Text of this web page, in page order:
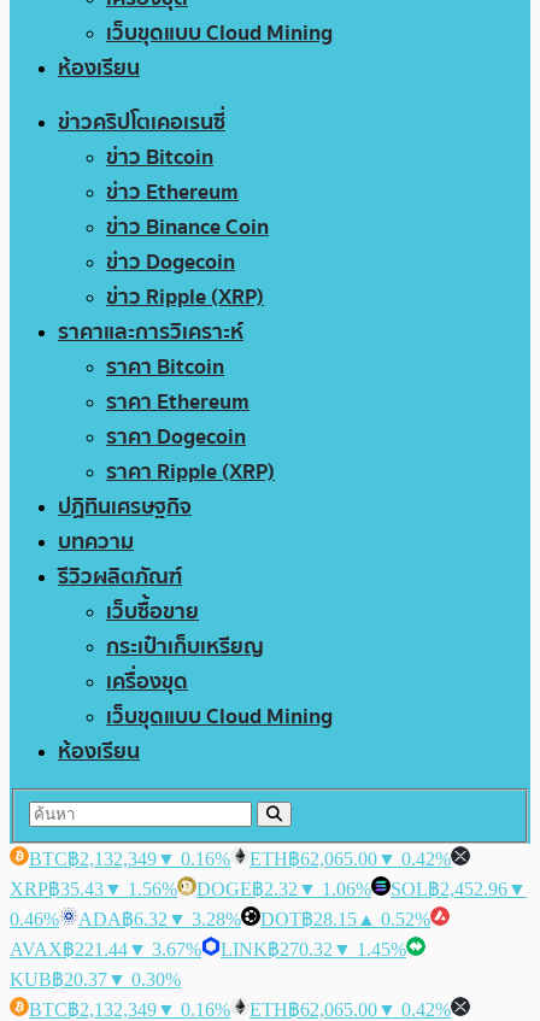
เว็บขุดแบบ Cloud Mining
ห้องเรียน
ข่าวคริปโตเคอเรนซี่
ข่าว Bitcoin
ข่าว Ethereum
ข่าว Binance Coin
ข่าว Dogecoin
ข่าว Ripple (XRP)
ราคาและการวิเคราะห์
ราคา Bitcoin
ราคา Ethereum
ราคา Dogecoin
ราคา Ripple (XRP)
ปฏิทินเศรษฐกิจ
บทความ
รีวิวผลิตภัณฑ์
เว็บซื้อขาย
กระเป๋าเก็บเหรียญ
เครื่องขุด
เว็บขุดแบบ Cloud Mining
ห้องเรียน
BTC฿2,132,349▼ 0.16% ETH฿62,065.00▼ 0.42%
XRP฿35.43▼ 1.56% DOGE฿2.32 ▼ 1.06% SOL฿2,452.96▼
0.46%
ADA฿6.32 ▼ 3.28% DOT฿28.15 ▲ 0.52%
AVAX฿221.44▼ 3.67% LINK฿270.32 ▼ 1.45%
KUB฿20.37▼ 0.30%
BTC฿2,132,349▼ 0.16% ETH฿62,065.00▼ 0.42%